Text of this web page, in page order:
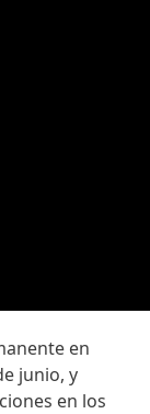
en
junio, y
en los